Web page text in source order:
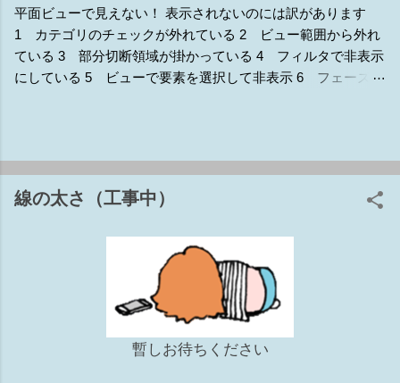
平面ビューで見えない！ 表示されないのには訳があります
1 カテゴリのチェックが外れている 2 ビュー範囲から外れ
ている 3 部分切断領域が掛かっている 4 フィルタで非表示
にしている 5 ビューで要素を選択して非表示 6 フェーズの
ク（線種変更） 補4 ビューの専門分野 補5 デザインオプシ
してもし、リビール側に要素があれば1か5が原因 ■要素があ
ル側も！）あれば3が原因かも ■トリミングのオンオフもして
みてください。9 上記でだいたい当りをつけてから原因を探
ると早くゴールに辿り着けるかもですwww 1 カテゴリのチ
ェックが外れている [表示/グラフィックスの上書き]の[モデル
カテゴリ]タブ ※このダイアログがグレーアウトして編集不可
の場合は、ビューテンプレート側でコントロールされていま
線の太さ（工事中）
暫しお待ちください